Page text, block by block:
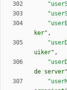
ker" ,
uiker" ,
de server"